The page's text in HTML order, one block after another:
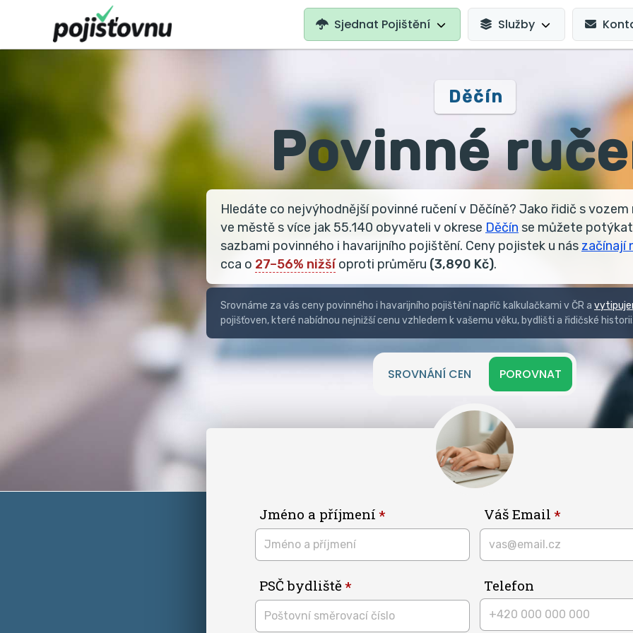
MAIN
NAVIGATION
Sjednat Pojištění Služby
Děčín
Povinné
Hledáte co nejvýhodnější povinné ručení v Děčíně? Jako řidič s
ve městě s více jak 55.140 obyvateli v okrese Děčín se můžete
sazbami povinného i havarijního pojištění. Ceny pojistek u nás začínají
cca o 27–56% nižšíoproti průměru (3,890 Kč).
Srovnáme za vás ceny povinného i havarijního pojištění napříč kalkulačkami v ČR a
pojišťoven, které nabídnou nejnižší cenu vzhledem k vašemu věku, bydlišti a řidičské
SROVNÁNÍ CEN POROVNAT
Jméno a příjmení Váš Email
PSČ bydliště Telefon